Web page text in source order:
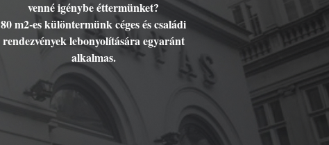
venné igénybe éttermünket?
80 m2-es különtermünk céges és családi
rendezvények lebonyolítására egyaránt
alkalmas.